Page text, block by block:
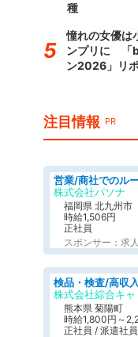
種
憧れの女優は
ンプリに 「
ン2026」リ
注目情報 PR
株式会社パソナ
福岡県 北九州市
時給1,506円
正社員
スポンサー：求
株式会社綜合キ
熊本県 菊陽町
時給1,800円～
正社員 / 派遣社員